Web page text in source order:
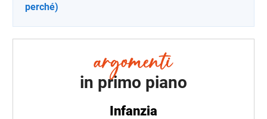
perché)
in primo piano
Infanzia